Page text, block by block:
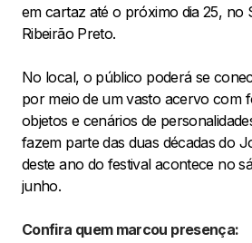
em cartaz até o próximo dia 25, no
Ribeirão Preto.
No local, o público poderá se
por meio de um vasto acervo com
objetos e cenários de
fazem parte das duas décadas do
deste ano do festival acontece no
junho.
Confira quem marcou presença: